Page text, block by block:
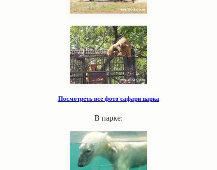
Посмотреть все фото сафари парка
В парке: